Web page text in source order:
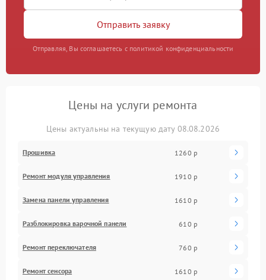
Отправить заявку
Отправляя, Вы соглашаетесь с политикой конфиденциальности
Цены на услуги ремонта
Цены актуальны на текущую дату 08.08.2026
Прошивка 1260 р
Ремонт модуля управления 1910 р
Замена панели управления 1610 р
Разблокировка варочной панели 610 р
Ремонт переключателя 760 р
Ремонт сенсора 1610 р